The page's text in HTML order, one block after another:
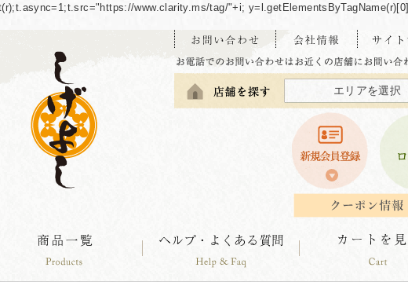
www.clarity.ms/tag/"+i;
エリアを選択
北海道エリア
東北エリア
関東エリア
東海・北陸エリ
関西エリア
中四国エリア
九州エリア
沖縄エリア